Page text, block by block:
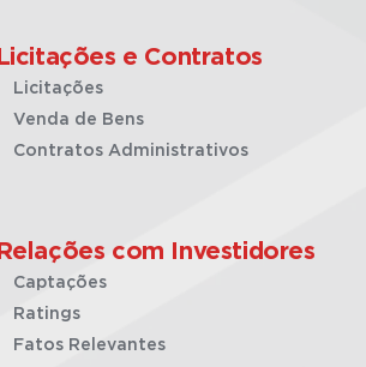
Licitações e Contratos
Licitações
Venda de Bens
Contratos Administrativos
Relações com Investidores
Captações
Ratings
Fatos Relevantes